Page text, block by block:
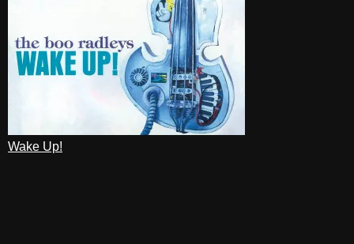
Wake Up!